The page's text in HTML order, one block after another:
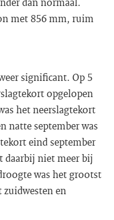
met 856 mm, ruim
significant. Op 5
opgelopen
het neerslagtekort
natte september was
eind september
daarbij niet meer bij
was het grootst
en